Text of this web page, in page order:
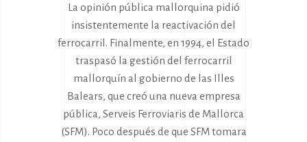
La opinión pública mallorquina pidió
insistentemente la reactivación del
ferrocarril. Finalmente, en 1994, el Estado
traspasó la gestión del ferrocarril
mallorquín al gobierno de las Illes
Balears, que creó una nueva empresa
pública, Serveis Ferroviaris de Mallorca
(SFM). Poco después de que SFM tomara